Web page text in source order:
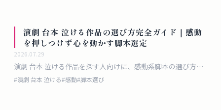
歴史・公共性という軸から読み解きます。
演劇 台本 泣ける作品の選び方完全ガイド｜感動
を押しつけず心を動かす脚本選定
2026.07.29
演劇 台本 泣ける作品を探す人向けに、感動系脚本の選び方、
失敗しやすいポイント、学校公演や劇団公演で使いやすい判断
#演劇 台本 泣ける#感動#脚本選び